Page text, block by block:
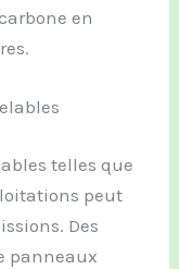
en
telles que
peut
Des
panneaux